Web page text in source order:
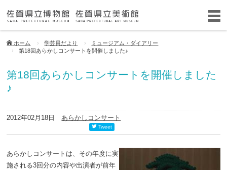
ホーム 学芸員だより
ミュージアム・ダイアリー
第18回あらかしコンサートを開催しました♪
第18回あらかしコンサートを開催しました
♪
2012年02月18日あらかしコンサート
Tweet
あらかしコンサートは、その年度に実
施される3回分の内容や出演者が前年